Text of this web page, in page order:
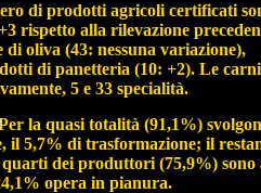
di prodotti agricoli certificati
+3 rispetto alla rilevazione
di oliva (43: nessuna
di panetteria (10: +2). Le carni
5 e 33 specialità.
la quasi totalità (91,1%)
il 5,7% di trasformazione; il
quarti dei produttori (75,9%)
opera in pianura.